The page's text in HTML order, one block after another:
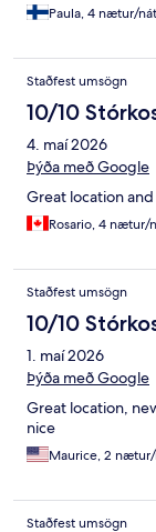
Paula, 4 nætur/
Staðfest umsögn
10/10
4. maí 2026
Þýða með Google
Great location
Rosario, 4 nætur/
Staðfest umsögn
10/10
1. maí 2026
Þýða með Google
Great location,
nice
Maurice, 2
Staðfest umsögn